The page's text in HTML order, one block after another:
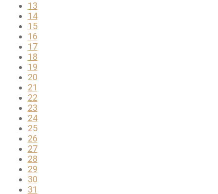
13
14
15
16
17
18
19
20
21
22
23
24
25
26
27
28
29
30
31